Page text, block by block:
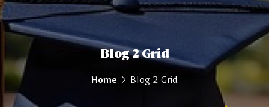
Blog 2 Grid
Home Blog 2 Grid